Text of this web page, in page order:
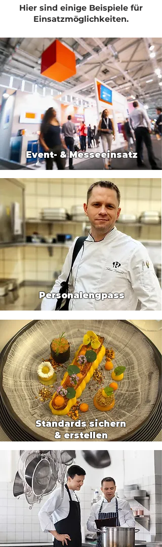
Hier sind einige Beispiele für
Einsatzmöglichkeiten.
Event- & Messeeinsatz
Personalengpass
Standards sichern
& erstellen